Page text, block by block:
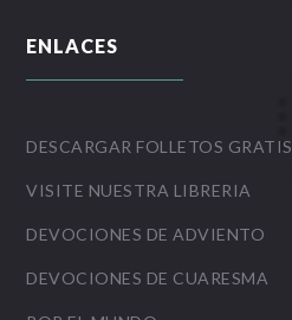
ENLACES
DESCARGAR FOLLETOS GRATIS
VISITE NUESTRA LIBRERIA
DEVOCIONES DE ADVIENTO
DEVOCIONES DE CUARESMA